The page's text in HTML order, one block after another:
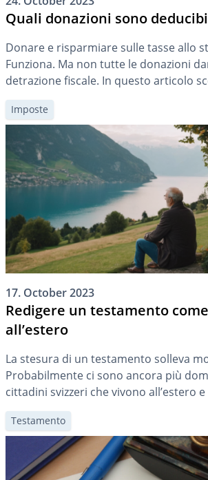
Quali donazioni sono
Donare e risparmiare sulle tasse allo
Funziona. Ma non tutte le donazioni
detrazione fiscale. In questo articolo
importante.
Imposte
17. October 2023
Redigere un testamento
all’estero
La stesura di un testamento solleva
Probabilmente ci sono ancora più
cittadini svizzeri che vivono all’estero
redigere il loro testamento in
svizzera. Qui potete scoprire cosa
Svizzeri all’estero quando scrivono il
Testamento